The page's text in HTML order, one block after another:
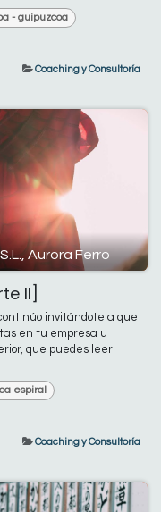
- guipuzcoa
Coaching y Consultoría
Aurora Ferro
II]
invitándote a que
en tu empresa u
que puedes leer
espiral
Coaching y Consultoría